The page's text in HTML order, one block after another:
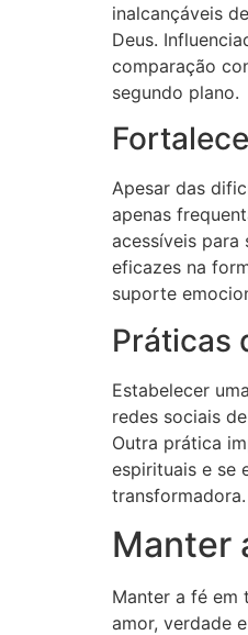
inalcançáveis
Deus.
comparação
segundo plano.
Apesar das
apenas
acessíveis para
eficazes na
suporte
Práticas
Estabelecer
redes sociais
Outra prática
espirituais e se
transformadora.
Manter
Manter a fé em
amor, verdade